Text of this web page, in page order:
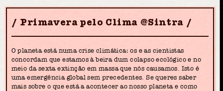
Primavera pelo Clima @Sintra
O planeta está numa crise climática: os e as cientistas
concordam que estamos à beira dum colapso ecológico e no
meio da sexta extinção em massa que nós causamos. Isto é
uma emergência global sem precedentes. Se queres saber
mais sobre o que está a acontecer ao nosso planeta e como